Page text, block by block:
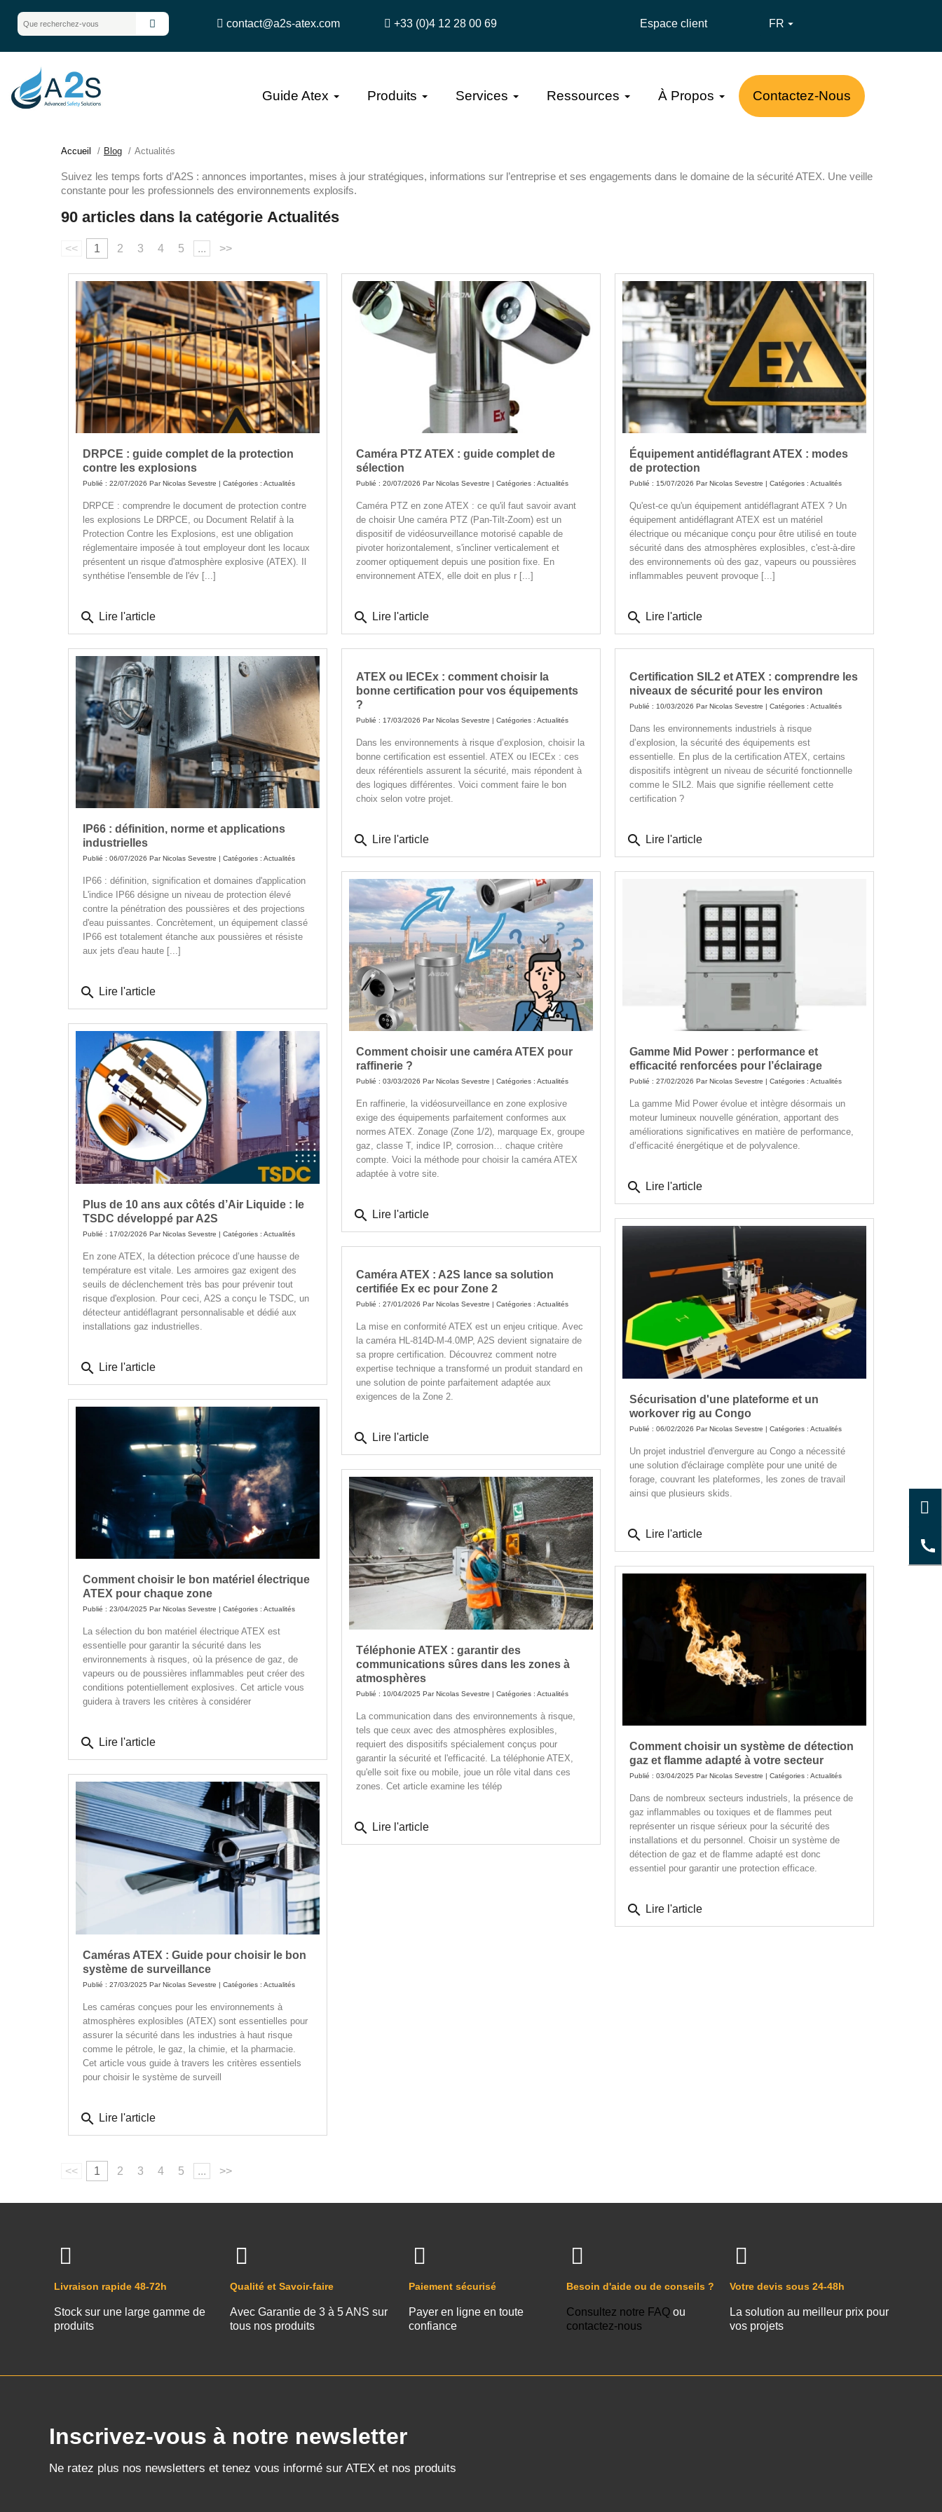
contact@a2s-atex.com +33 (0)4 12 28 00 69 Espace client FR 
Guide Atex Produits Services Ressources À Propos Contactez-Nous
Accueil Blog Actualités
Suivez les temps forts d’A2S : annonces importantes, mises à jour stratégiques, informations sur l’entreprise et ses engagements dans le domaine de la sécurité ATEX. Une veille
constante pour les professionnels des environnements explosifs.
90 articles dans la catégorie Actualités
<< 1 2 3 4 5 ... >>
DRPCE : guide complet de la protection
contre les explosions
Publié : 22/07/2026 ParNicolas Sevestre | Catégories : Actualités
DRPCE : comprendre le document de protection contre
les explosions Le DRPCE, ou Document Relatif à la
Protection Contre les Explosions, est une obligation
réglementaire imposée à tout employeur dont les locaux
présentent un risque d'atmosphère explosive (ATEX). Il
synthétise l'ensemble de l'év [...]
search Lire l'article
Caméra PTZ ATEX : guide complet de
sélection
Publié : 20/07/2026 ParNicolas Sevestre | Catégories : Actualités
Caméra PTZ en zone ATEX : ce qu'il faut savoir avant
de choisir Une caméra PTZ (Pan-Tilt-Zoom) est un
dispositif de vidéosurveillance motorisé capable de
pivoter horizontalement, s'incliner verticalement et
zoomer optiquement depuis une position fixe. En
environnement ATEX, elle doit en plus r [...]
search Lire l'article
Équipement antidéflagrant ATEX : modes
de protection
Publié : 15/07/2026 ParNicolas Sevestre | Catégories : Actualités
Qu'est-ce qu'un équipement antidéflagrant ATEX ? Un
équipement antidéflagrant ATEX est un matériel
électrique ou mécanique conçu pour être utilisé en toute
sécurité dans des atmosphères explosibles, c'est-à-dire
des environnements où des gaz, vapeurs ou poussières
inflammables peuvent provoque [...]
search Lire l'article
IP66 : définition, norme et applications
industrielles
Publié : 06/07/2026 Par Nicolas Sevestre | Catégories : Actualités
IP66 : définition, signification et domaines d'application
L'indice IP66 désigne un niveau de protection élevé
contre la pénétration des poussières et des projections
d'eau puissantes. Concrètement, un équipement classé
IP66 est totalement étanche aux poussières et résiste
aux jets d'eau haute [...]
search Lire l'article
ATEX ou IECEx : comment choisir la
bonne certification pour vos équipements
?
Publié : 17/03/2026 ParNicolas Sevestre | Catégories : Actualités
Dans les environnements à risque d’explosion, choisir la
bonne certification est essentiel. ATEX ou IECEx : ces
deux référentiels assurent la sécurité, mais répondent à
des logiques différentes. Voici comment faire le bon
choix selon votre projet.
search Lire l'article
Certification SIL2 et ATEX : comprendre les
niveaux de sécurité pour les environ
Publié : 10/03/2026 ParNicolas Sevestre | Catégories : Actualités
Dans les environnements industriels à risque
d’explosion, la sécurité des équipements est
essentielle. En plus de la certification ATEX, certains
dispositifs intègrent un niveau de sécurité fonctionnelle
comme le SIL2. Mais que signifie réellement cette
certification ?
search Lire l'article
Comment choisir une caméra ATEX pour
raffinerie ?
Publié : 03/03/2026 Par Nicolas Sevestre | Catégories : Actualités
En raffinerie, la vidéosurveillance en zone explosive
exige des équipements parfaitement conformes aux
normes ATEX. Zonage (Zone 1/2), marquage Ex, groupe
gaz, classe T, indice IP, corrosion… chaque critère
compte. Voici la méthode pour choisir la caméra ATEX
adaptée à votre site.
search Lire l'article
Gamme Mid Power : performance et
efficacité renforcées pour l’éclairage
Publié : 27/02/2026 Par Nicolas Sevestre | Catégories : Actualités
La gamme Mid Power évolue et intègre désormais un
moteur lumineux nouvelle génération, apportant des
améliorations significatives en matière de performance,
d’efficacité énergétique et de polyvalence.
search Lire l'article
Plus de 10 ans aux côtés d’Air Liquide : le
TSDC développé par A2S
Publié : 17/02/2026 ParNicolas Sevestre | Catégories : Actualités
En zone ATEX, la détection précoce d’une hausse de
température est vitale. Les armoires gaz exigent des
seuils de déclenchement très bas pour prévenir tout
risque d'explosion. Pour ceci, A2S a conçu le TSDC, un
détecteur antidéflagrant personnalisable et dédié aux
installations gaz industrielles.
search Lire l'article
Sécurisation d'une plateforme et un
workover rig au Congo
Publié : 06/02/2026 ParNicolas Sevestre | Catégories : Actualités
Un projet industriel d'envergure au Congo a nécessité
une solution d'éclairage complète pour une unité de
forage, couvrant les plateformes, les zones de travail
ainsi que plusieurs skids.
search Lire l'article
Caméra ATEX : A2S lance sa solution
certifiée Ex ec pour Zone 2
Publié : 27/01/2026 Par Nicolas Sevestre | Catégories : Actualités
La mise en conformité ATEX est un enjeu critique. Avec
la caméra HL-814D-M-4.0MP, A2S devient signataire de
sa propre certification. Découvrez comment notre
expertise technique a transformé un produit standard en
une solution de pointe parfaitement adaptée aux
exigences de la Zone 2.
search Lire l'article
Comment choisir le bon matériel électrique
ATEX pour chaque zone
Publié : 23/04/2025 Par Nicolas Sevestre | Catégories : Actualités
La sélection du bon matériel électrique ATEX est
essentielle pour garantir la sécurité dans les
environnements à risques, où la présence de gaz, de
vapeurs ou de poussières inflammables peut créer des
conditions potentiellement explosives. Cet article vous
guidera à travers les critères à considérer
search Lire l'article
Téléphonie ATEX : garantir des
communications sûres dans les zones à
atmosphères
Publié : 10/04/2025 ParNicolas Sevestre | Catégories : Actualités
La communication dans des environnements à risque,
tels que ceux avec des atmosphères explosibles,
requiert des dispositifs spécialement conçus pour
garantir la sécurité et l'efficacité. La téléphonie ATEX,
qu'elle soit fixe ou mobile, joue un rôle vital dans ces
zones. Cet article examine les télép
search Lire l'article
Comment choisir un système de détection
gaz et flamme adapté à votre secteur
Publié : 03/04/2025 Par Nicolas Sevestre | Catégories : Actualités
Dans de nombreux secteurs industriels, la présence de
gaz inflammables ou toxiques et de flammes peut
représenter un risque sérieux pour la sécurité des
installations et du personnel. Choisir un système de
détection de gaz et de flamme adapté est donc
essentiel pour garantir une protection efficace.
search Lire l'article
Caméras ATEX : Guide pour choisir le bon
système de surveillance
Publié : 27/03/2025 ParNicolas Sevestre | Catégories : Actualités
Les caméras conçues pour les environnements à
atmosphères explosibles (ATEX) sont essentielles pour
assurer la sécurité dans les industries à haut risque
comme le pétrole, le gaz, la chimie, et la pharmacie.
Cet article vous guide à travers les critères essentiels
pour choisir le système de surveill
search Lire l'article
<< 1 2 3 4 5 ... >>
Livraison rapide 48-72h
Stock sur une large gamme de
produits
Qualité et Savoir-faire
Avec Garantie de 3 à 5 ANS sur
tous nos produits
Paiement sécurisé
Payer en ligne en toute
confiance
Besoin d'aide ou de conseils ?
Consultez notre FAQou
contactez-nous
Votre devis sous 24-48h
La solution au meilleur prix pour
vos projets
Inscrivez-vous à notre newsletter
Ne ratez plus nos newsletters et tenez vous informé sur ATEX et nos produits